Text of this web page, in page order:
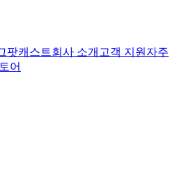
팟캐스트회사 소개 고객 지원 자주
어